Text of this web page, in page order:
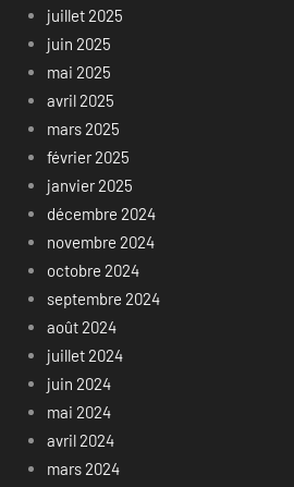
juillet 2025
juin 2025
mai 2025
avril 2025
mars 2025
février 2025
janvier 2025
décembre 2024
novembre 2024
octobre 2024
septembre 2024
août 2024
juillet 2024
juin 2024
mai 2024
avril 2024
mars 2024